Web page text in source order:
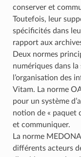
conserver et
Toutefois, leur
spécificités dans
rapport aux
Deux normes
numériques dans
l’organisation des
Vitam. La norme
pour un système
notion de « paquet
et communiquer.
La norme
différents acteurs